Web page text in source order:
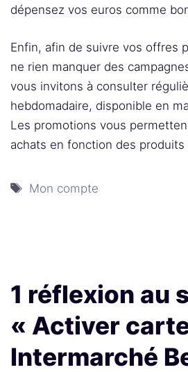
dépensez vos euros comme
Enfin, afin de suivre vos offres
ne rien manquer des
vous invitons à consulter
hebdomadaire, disponible en
Les promotions vous
achats en fonction des produits
Étiquettes
Mon compte
1 réflexion au
« Activer
Intermarché